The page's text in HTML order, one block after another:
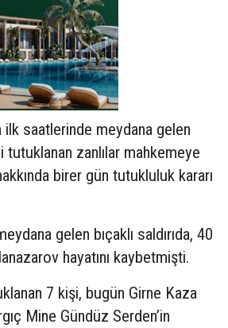
ilk saatlerinde meydana gelen
tutuklanan zanlılar mahkemeye
birer gün tutukluluk kararı
gelen bıçaklı saldırıda, 40
hayatını kaybetmişti.
7 kişi, bugün Girne Kaza
Mine Gündüz Serden’in